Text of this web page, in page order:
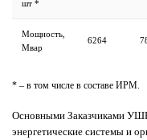
шт *
Мощность,
Мвар
6264
* – в том числе в составе ИРМ.
Основными Заказчиками
энергетические системы и